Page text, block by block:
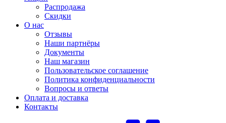
Распродажа
Скидки
О нас
Отзывы
Наши партнёры
Документы
Наш магазин
Пользовательское соглашение
Политика конфиденциальности
Вопросы и ответы
Оплата и доставка
Контакты